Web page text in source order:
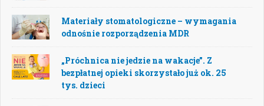
Materiały stomatologiczne – wymagania
odnośnie rozporządzenia MDR
„Próchnica nie jedzie na wakacje”. Z
bezpłatnej opieki skorzystało już ok. 25
tys. dzieci